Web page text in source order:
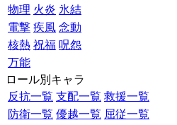
物理 火炎 氷結
電撃 疾風 念動
核熱 祝福 呪怨
万能
ロール別キャラ
反抗一覧 支配一覧 救援一覧
防衛一覧 優越一覧 屈従一覧